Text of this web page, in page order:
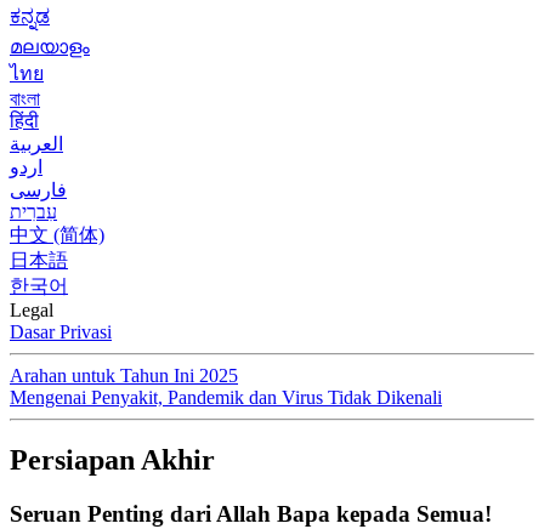
ಕನ್ನಡ
മലയാളം
ไทย
বাংলা
हिंदी
العربية
اردو
فارسی
עִברִית
中文 (简体)
日本語
한국어
Legal
Dasar Privasi
Arahan untuk Tahun Ini 2025
Mengenai Penyakit, Pandemik dan Virus Tidak Dikenali
Persiapan Akhir
Seruan Penting dari Allah Bapa kepada Semua!